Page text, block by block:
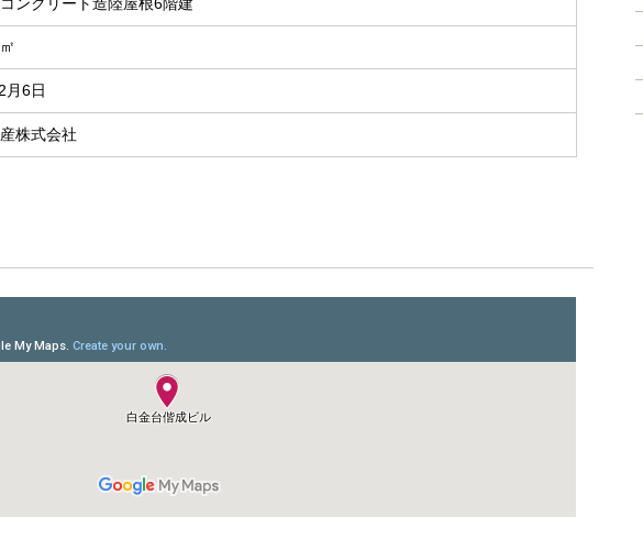
ンクリート造陸屋根6階建
月6日
株式会社